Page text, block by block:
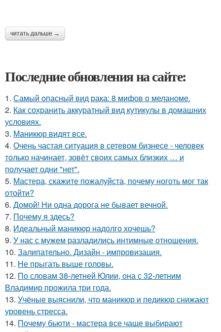
читать дальше →
Последние обновления на сайте:
1. Самый опасный вид рака: 8 мифов о меланоме.
2. Как сохранить аккуратный вид кутикулы в домашних
условиях.
3. Маникюр видят все.
4. Очень частая ситуация в сетевом бизнесе - человек
только начинает, зовёт своих самых близких … и
получает одни "нет".
5. Мастера, скажите пожалуйста, почему ноготь мог так
отойти?
6. Домой! Ни одна дорога не бывает вечной.
7. Почему я здесь?
8. Идеальный маникюр надолго хочешь?
9. У нас с мужем разладились интимные отношения.
10. Залипательно. Дизайн - импровизация.
11. Не прыгать выше головы.
12. По словам 38-летней Юлии, она с 32-летним
Владимир прожила три года.
13. Учёные выяснили, что маникюр и педикюр снижают
уровень стресса.
14. Почему бьюти - мастера все чаще выбирают